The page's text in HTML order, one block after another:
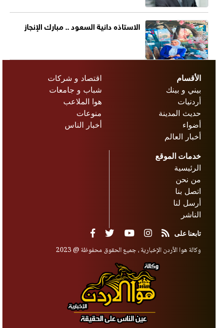
الاستاذه دانية السعود .. مبارك الإنجاز
الأقسام
بيني و بينك
أردنيات
حديث المدينة
أضواء
أخبار العالم
اقتصاد و شركات
شباب و جامعات
هوا الملاعب
منوعات
أخبار الناس
خدمات الموقع
الرئيسية
من نحن
اتصل بنا
أرسل لنا
الناشر
تابعنا على
وكالة هوا الأردن الإخبارية ، جميع الحقوق محفوظة @ 2023